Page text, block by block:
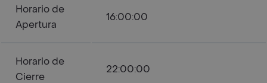
Horario de
Apertura
16:00:00
Horario de
Cierre
22:00:00